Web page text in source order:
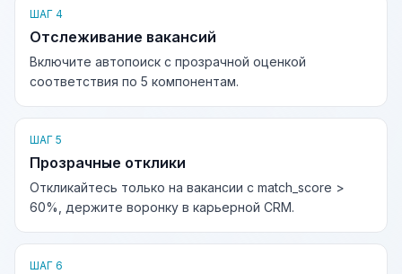
ШАГ 4
Отслеживание вакансий
Включите автопоиск с прозрачной оценкой
соответствия по 5 компонентам.
ШАГ 5
Прозрачные отклики
Откликайтесь только на вакансии с match_score >
60%, держите воронку в карьерной CRM.
ШАГ 6